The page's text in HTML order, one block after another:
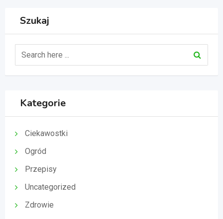
Szukaj
Kategorie
Ciekawostki
Ogród
Przepisy
Uncategorized
Zdrowie